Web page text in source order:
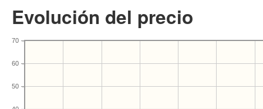
Evolución del precio
50
60
70